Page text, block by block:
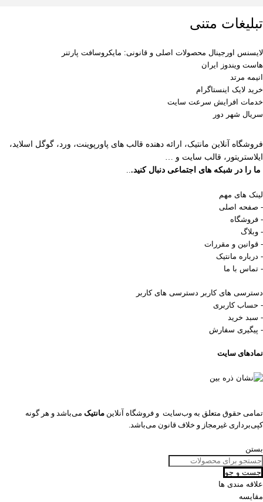
تبلیغات متنی
لایسنس اورجینال محصولات اصلی و قانونی: مایکروسافت پارتنر
هاست ویندوز ایران
انیمه مرتد
خرید لایک اینستاگرام
خدمات افرایش سرعت سایت
سریال شهر دور
فروشگاه آنلاین مانتیک، ارائه دهنده قالب های پاورپوینت، ورد، گوگل اسلاید،
ایلاستریتور، قالب سایت و …
ما را در شبکه های اجتماعی دنبال کنید...
لینک های مهم
- صفحه اصلی
- فروشگاه
- وبلاگ
- قوانین و مقررات
- درباره مانتیک
- تماس با ما
دسترسی های کاربر دسترسی های کاربر
- حساب کاربری
- سبد خرید
- پیگیری سفارش
نمادهای سایت
تمامی حقوق متعلق به وب‌سایت و فروشگاه‌ آنلاین مانتیک می‌باشد و هر گونه
کپی‌برداری غیرمجاز و خلاف قانون می‌باشد.
بستن
جست و جو
علاقه مندی ها
مقایسه